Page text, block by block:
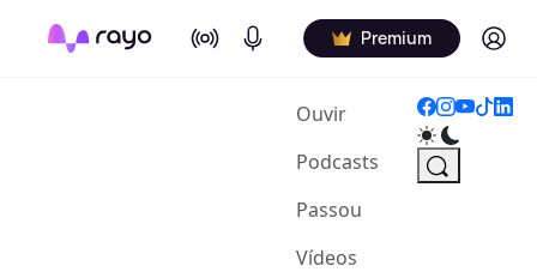
On Air Podcasts Premium Log in
Ouvir(current)
Podcasts
Passou
Vídeos